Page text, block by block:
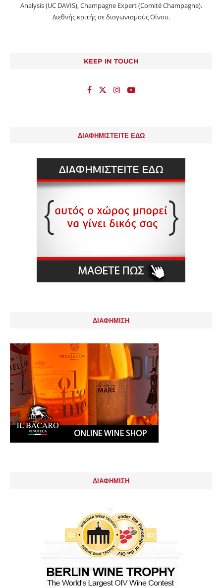
Analysis (UC DAVIS), Champagne Expert (Comité Champagne).
Διεθνής κριτής σε διαγωνισμούς Οίνου.
KEEP IN TOUCH
ΔΙΑΦΗΜΙΣΤΕΙΤΕ ΕΔΩ
ΔΙΑΦΗΜΙΣΗ
ΔΙΑΦΗΜΙΣΗ